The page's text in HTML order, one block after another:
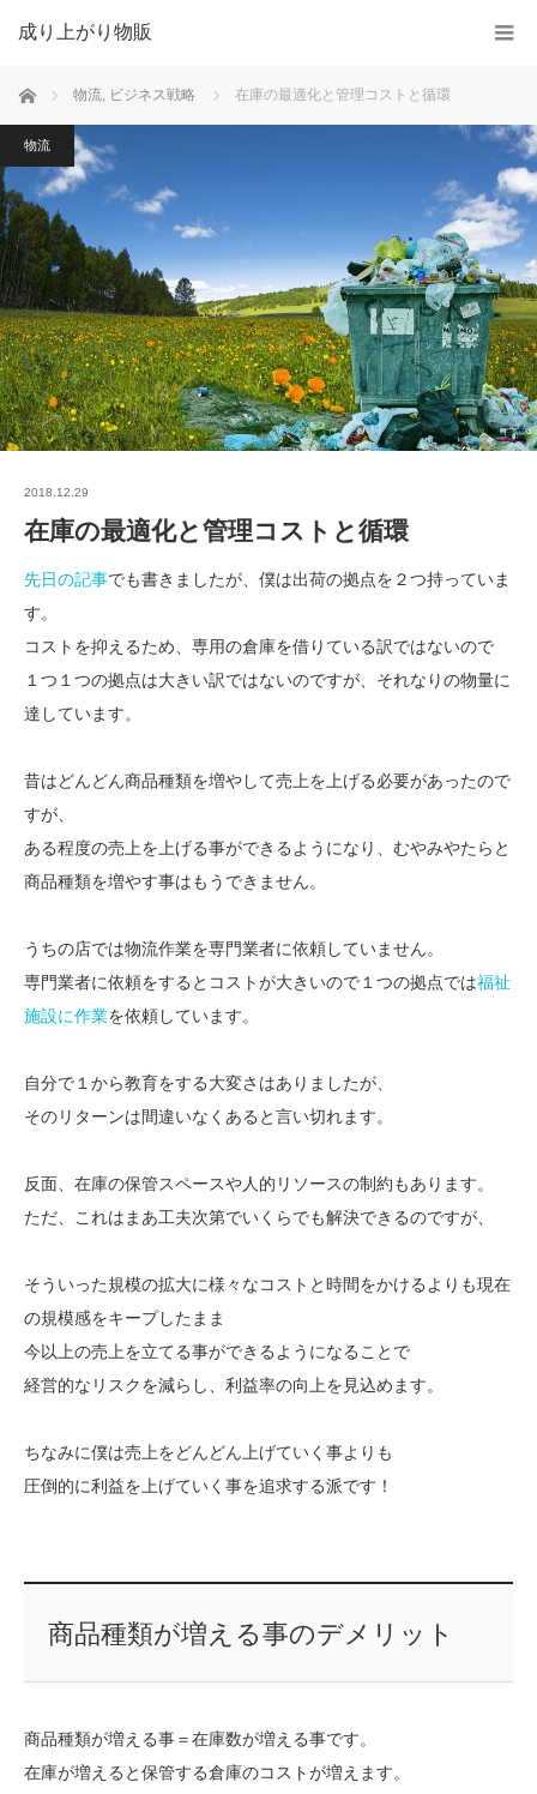
成り上がり物販
ホーム 物流, ビジネス戦略 在庫の最適化と管理コストと循環
物流
2018.12.29
在庫の最適化と管理コストと循環
先日の記事でも書きましたが、僕は出荷の拠点を２つ持っていま
す。
コストを抑えるため、専用の倉庫を借りている訳ではないので
１つ１つの拠点は大きい訳ではないのですが、それなりの物量に
達しています。
昔はどんどん商品種類を増やして売上を上げる必要があったので
すが、
ある程度の売上を上げる事ができるようになり、むやみやたらと
商品種類を増やす事はもうできません。
うちの店では物流作業を専門業者に依頼していません。
専門業者に依頼をするとコストが大きいので１つの拠点では福祉
施設に作業を依頼しています。
自分で１から教育をする大変さはありましたが、
そのリターンは間違いなくあると言い切れます。
反面、在庫の保管スペースや人的リソースの制約もあります。
ただ、これはまあ工夫次第でいくらでも解決できるのですが、
そういった規模の拡大に様々なコストと時間をかけるよりも現在
の規模感をキープしたまま
今以上の売上を立てる事ができるようになることで
経営的なリスクを減らし、利益率の向上を見込めます。
ちなみに僕は売上をどんどん上げていく事よりも
圧倒的に利益を上げていく事を追求する派です！
商品種類が増える事のデメリット
商品種類が増える事＝在庫数が増える事です。
在庫が増えると保管する倉庫のコストが増えます。